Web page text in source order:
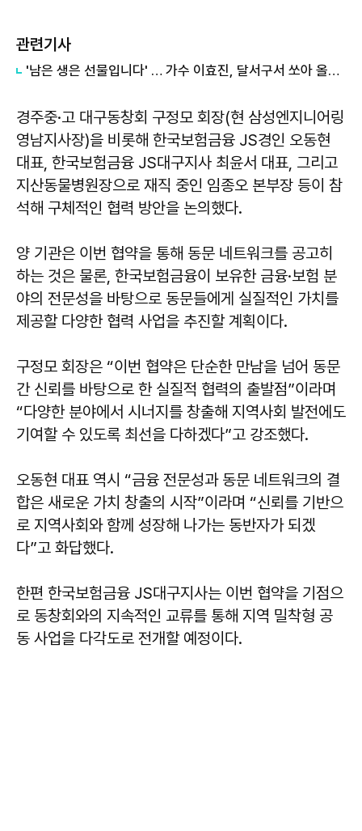
관련기사
'남은 생은 선물입니다' … 가수 이효진, 달서구서 쏘아 올린 '희망의 웰다잉'
경주중·고 대구동창회 구정모 회장(현 삼성엔지니어링
영남지사장)을 비롯해 한국보험금융 JS경인 오동현
대표, 한국보험금융 JS대구지사 최윤서 대표, 그리고
지산동물병원장으로 재직 중인 임종오 본부장 등이 참
석해 구체적인 협력 방안을 논의했다.
양 기관은 이번 협약을 통해 동문 네트워크를 공고히
하는 것은 물론, 한국보험금융이 보유한 금융·보험 분
야의 전문성을 바탕으로 동문들에게 실질적인 가치를
제공할 다양한 협력 사업을 추진할 계획이다.
구정모 회장은 “이번 협약은 단순한 만남을 넘어 동문
간 신뢰를 바탕으로 한 실질적 협력의 출발점”이라며
“다양한 분야에서 시너지를 창출해 지역사회 발전에도
기여할 수 있도록 최선을 다하겠다”고 강조했다.
오동현 대표 역시 “금융 전문성과 동문 네트워크의 결
합은 새로운 가치 창출의 시작”이라며 “신뢰를 기반으
로 지역사회와 함께 성장해 나가는 동반자가 되겠
다”고 화답했다.
한편 한국보험금융 JS대구지사는 이번 협약을 기점으
로 동창회와의 지속적인 교류를 통해 지역 밀착형 공
동 사업을 다각도로 전개할 예정이다.